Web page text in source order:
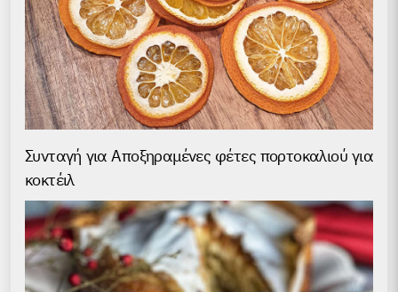
Συνταγή για Аποξηραμένες φέτες πορτοκαλιού για
κοκτέιλ